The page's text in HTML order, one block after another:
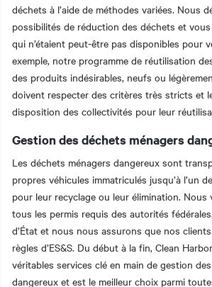
déchets à l’aide de méthodes variées. Nous
possibilités de réduction des déchets et
qui n’étaient peut-être pas disponibles pour
exemple, notre programme de réutilisation
des produits indésirables, neufs ou
doivent respecter des critères très stricts et
disposition des collectivités pour leur
Gestion des déchets ménagers
Les déchets ménagers dangereux sont
propres véhicules immatriculés jusqu’à l’un
pour leur recyclage ou leur élimination. Nous
tous les permis requis des autorités
d’État et nous nous assurons que nos
règles d’ES&S. Du début à la fin, Clean
véritables services clé en main de gestion
dangereux et est le meilleur choix parmi